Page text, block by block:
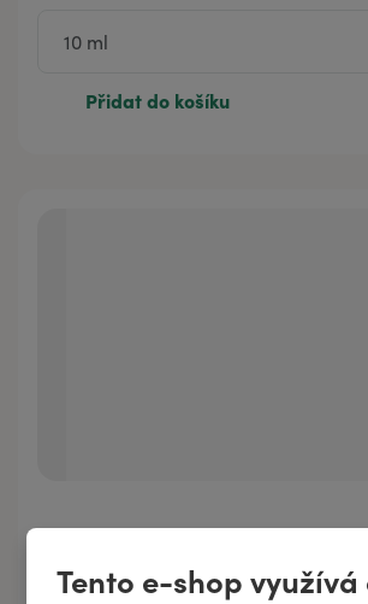
Tento e-shop využívá
Přidat do košíku
Směs olejů NAJDI MYRTU